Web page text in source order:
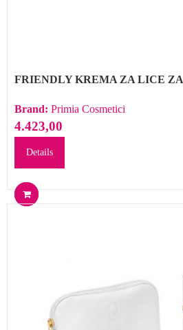
FRIENDLY KREMA ZA LICE
Brand: Primia Cosmetici
4.423,00
Details